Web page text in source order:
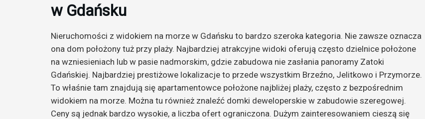
w Gdańsku
Nieruchomości z widokiem na morze w Gdańsku to bardzo szeroka kategoria. Nie zawsze oznacza
ona dom położony tuż przy plaży. Najbardziej atrakcyjne widoki oferują często dzielnice położone
na wzniesieniach lub w pasie nadmorskim, gdzie zabudowa nie zasłania panoramy Zatoki
Gdańskiej. Najbardziej prestiżowe lokalizacje to przede wszystkim Brzeźno, Jelitkowo i Przymorze.
To właśnie tam znajdują się apartamentowce położone najbliżej plaży, często z bezpośrednim
widokiem na morze. Można tu również znaleźć domki deweloperskie w zabudowie szeregowej.
Ceny są jednak bardzo wysokie, a liczba ofert ograniczona. Dużym zainteresowaniem cieszą się